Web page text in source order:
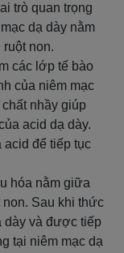
trò quan trọng
dạ dày nằm
non.
các lớp tế bào
của niêm mạc
nhầy giúp
acid dạ dày.
acid để tiếp tục
hóa nằm giữa
non. Sau khi thức
dày và được tiếp
tại niêm mạc dạ